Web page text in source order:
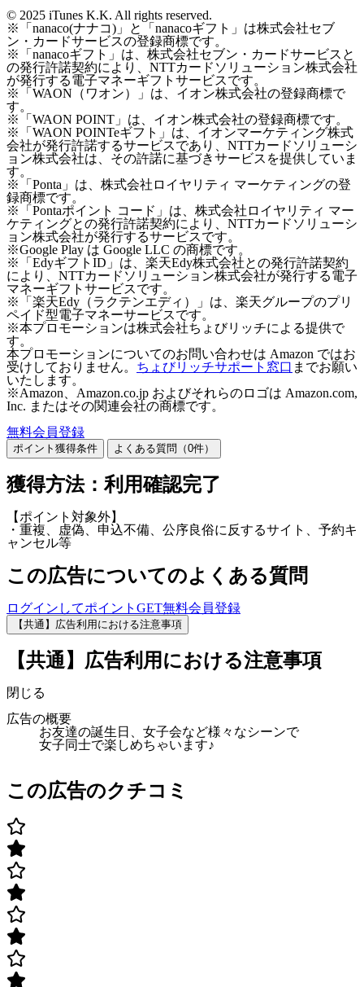
© 2025 iTunes K.K. All rights reserved.
※「nanaco(ナナコ)」と「nanacoギフト」は株式会社セブ
ン・カードサービスの登録商標です。
※「nanacoギフト」は、株式会社セブン・カードサービスと
の発行許諾契約により、NTTカードソリューション株式会社
が発行する電子マネーギフトサービスです。
※「WAON（ワオン）」は、イオン株式会社の登録商標で
す。
※「WAON POINT」は、イオン株式会社の登録商標です。
※「WAON POINTeギフト」は、イオンマーケティング株式
会社が発行許諾するサービスであり、NTTカードソリューシ
ョン株式会社は、その許諾に基づきサービスを提供していま
す。
※「Ponta」は、株式会社ロイヤリティ マーケティングの登
録商標です。
※「Pontaポイント コード」は、株式会社ロイヤリティ マー
ケティングとの発行許諾契約により、NTTカードソリューシ
ョン株式会社が発行するサービスです。
※Google Play は Google LLC の商標です。
※「EdyギフトID」は、楽天Edy株式会社との発行許諾契約
により、NTTカードソリューション株式会社が発行する電子
マネーギフトサービスです。
※「楽天Edy（ラクテンエディ）」は、楽天グループのプリ
ペイド型電子マネーサービスです。
※本プロモーションは株式会社ちょびリッチによる提供で
す。
本プロモーションについてのお問い合わせは Amazon ではお
受けしておりません。 ちょびリッチサポート窓口 までお願い
いたします。
※Amazon、Amazon.co.jp およびそれらのロゴは Amazon.com,
Inc. またはその関連会社の商標です。
無料会員登録
ポイント獲得条件 よくある質問（0件）
獲得方法：利用確認完了
【ポイント対象外】
・重複、虚偽、申込不備、公序良俗に反するサイト、予約キ
ャンセル等
この広告についてのよくある質問
ログインしてポイントGET無料会員登録
【共通】広告利用における注意事項
【共通】広告利用における注意事項
閉じる
広告の概要
お友達の誕生日、女子会など様々なシーンで
女子同士で楽しめちゃいます♪
この広告のクチコミ